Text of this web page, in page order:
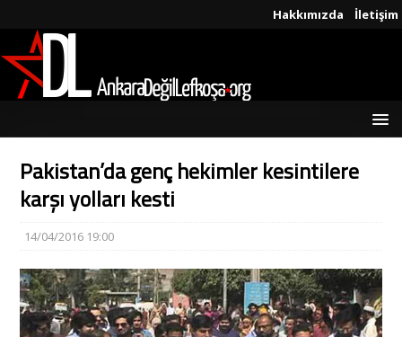
Hakkımızda İletişim
Pakistan’da genç hekimler kesintilere
karşı yolları kesti
14/04/2016 19:00